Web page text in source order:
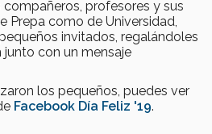
compañeros, profesores y sus
Prepa como de Universidad,
invitados, regalándoles
con un mensaje
los pequeños, puedes ver
Facebook Día Feliz '19.